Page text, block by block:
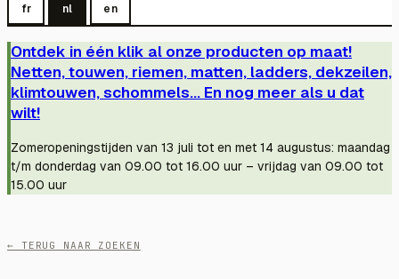
fr nl en
Ontdek in één klik al onze producten op maat!
Netten, touwen, riemen, matten, ladders, dekzeilen,
klimtouwen, schommels... En nog meer als u dat
wilt!
Zomeropeningstijden van 13 juli tot en met 14 augustus: maandag
t/m donderdag van 09.00 tot 16.00 uur – vrijdag van 09.00 tot
15.00 uur
← TERUG NAAR ZOEKEN